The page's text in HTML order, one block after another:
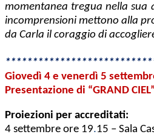
momentanea tregua nella sua
incomprensioni mettono alla
da Carla il coraggio di
Giovedì 4 e venerdì 5
Presentazione di “GRAND
Proiezioni per accreditati:
4 settembre ore 19.15 – Sala